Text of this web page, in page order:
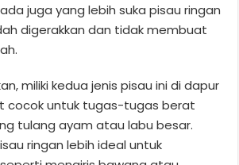
juga yang lebih suka pisau ringan
digerakkan dan tidak membuat
miliki kedua jenis pisau ini di dapur
cocok untuk tugas-tugas berat
tulang ayam atau labu besar.
ringan lebih ideal untuk